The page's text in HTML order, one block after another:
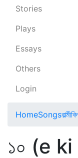
Stories
Plays
Essays
Others
Login
HomeSongs
১০ (e